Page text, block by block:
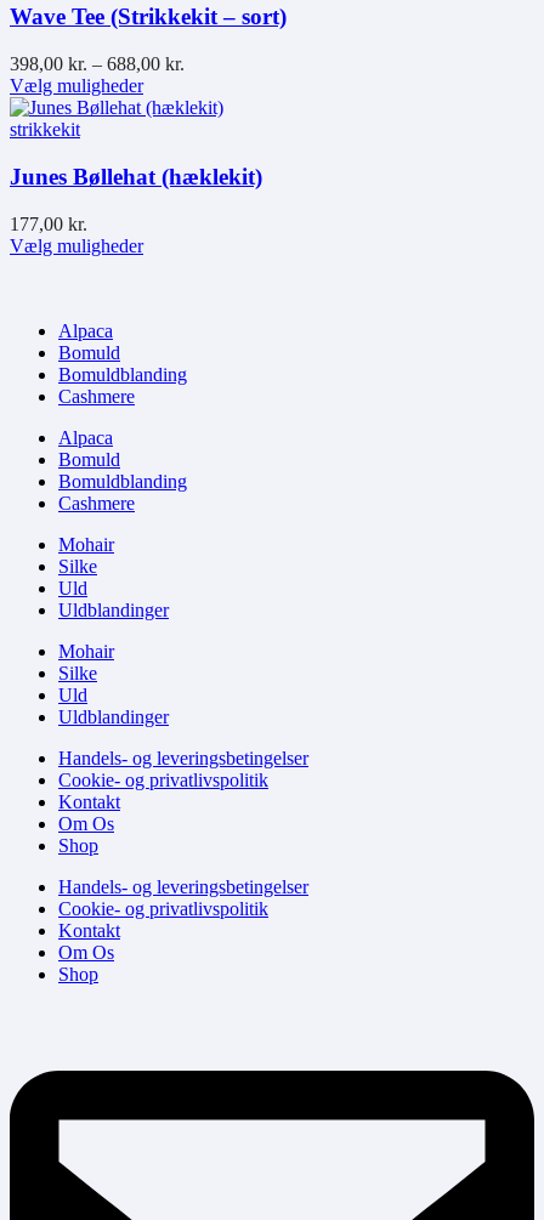
varianter.
kan
vælges
på
varesiden
Wave Tee (Strikkekit – sort)
398,00 kr. – 688,00 kr.
Vælg mulighederDette
vare
varianter.
Mulighederne
på
strikkekit
Junes Bøllehat (hæklekit)
177,00 kr.
Vælg mulighederDette
kan
Alpaca
Bomuld
Bomuldblanding
Cashmere
Alpaca
Bomuld
Bomuldblanding
Cashmere
Mohair
Silke
Uld
Uldblandinger
Mohair
Silke
Uld
Uldblandinger
Handels- og leveringsbetingelser
Cookie- og privatlivspolitik
Kontakt
Om Os
Shop
Handels- og leveringsbetingelser
Cookie- og privatlivspolitik
Kontakt
Om Os
Shop